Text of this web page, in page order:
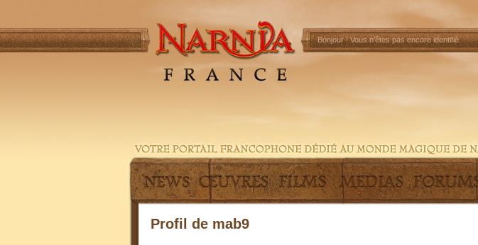
Bonjour !Vous n'êtes pas encore identifié.
Profil de mab9